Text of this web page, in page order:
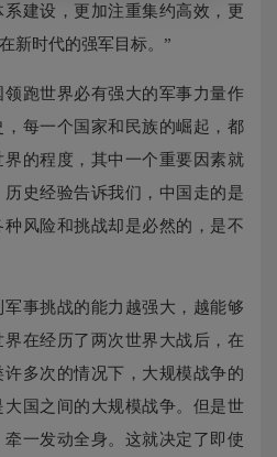
建设，更加注重集约高效，更
新时代的强军目标。”
跑世界必有强大的军事力量作
每一个国家和民族的崛起，都
的程度，其中一个重要因素就
史经验告诉我们，中国走的是
风险和挑战却是必然的，是不
事挑战的能力越强大，越能够
在经历了两次世界大战后，在
多次的情况下，大规模战争的
国之间的大规模战争。但是世
一发动全身。这就决定了即使